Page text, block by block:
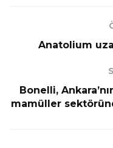
Anatolium
Bonelli,
mamüller